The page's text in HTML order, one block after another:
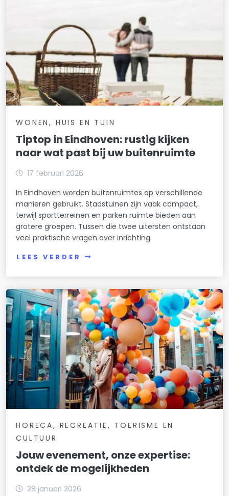
WONEN, HUIS EN TUIN
Tiptop in Eindhoven: rustig kijken
naar wat past bij uw buitenruimte
17 februari 2026
In Eindhoven worden buitenruimtes op verschillende
manieren gebruikt. Stadstuinen zijn vaak compact,
terwijl sportterreinen en parken ruimte bieden aan
grotere groepen. Tussen die twee uitersten ontstaan
veel praktische vragen over inrichting.
LEES VERDER
HORECA, RECREATIE, TOERISME EN
CULTUUR
Jouw evenement, onze expertise:
ontdek de mogelijkheden
28 januari 2026